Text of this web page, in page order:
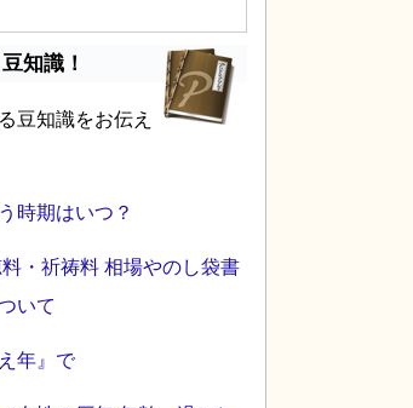
知識！
豆知識をお伝え
時期はいつ？
・祈祷料 相場やのし袋書
いて
年』で